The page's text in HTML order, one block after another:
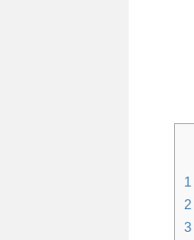
1
2
3